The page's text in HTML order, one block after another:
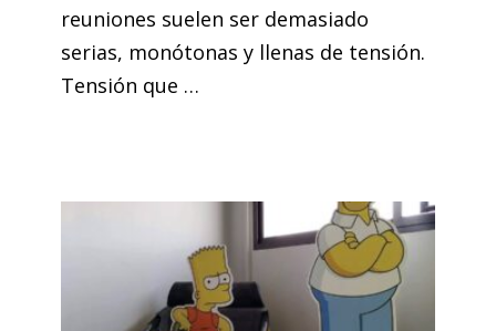
reuniones suelen ser demasiado
serias, monótonas y llenas de tensión.
Tensión que …